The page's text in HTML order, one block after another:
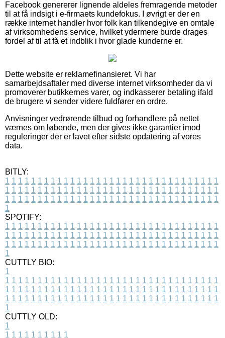
Facebook genererer lignende aldeles fremragende metoder
til at få indsigt i e-firmaets kundefokus. I øvrigt er der en
række internet handler hvor folk kan tilkendegive en omtale
af virksomhedens service, hvilket ydermere burde drages
fordel af til at få et indblik i hvor glade kunderne er.
Dette website er reklamefinansieret. Vi har
samarbejdsaftaler med diverse internet virksomheder da vi
promoverer butikkernes varer, og indkasserer betaling ifald
de brugere vi sender videre fuldfører en ordre.
Anvisninger vedrørende tilbud og forhandlere på nettet
værnes om løbende, men der gives ikke garantier imod
reguleringer der er lavet efter sidste opdatering af vores
data.
BITLY:
1 1 1 1 1 1 1 1 1 1 1 1 1 1 1 1 1 1 1 1 1 1 1 1 1 1 1 1 1 1 1 1 1
1 1 1 1 1 1 1 1 1 1 1 1 1 1 1 1 1 1 1 1 1 1 1 1 1 1 1 1 1 1 1 1 1
1 1 1 1 1 1 1 1 1 1 1 1 1 1 1 1 1 1 1 1 1 1 1 1 1 1 1 1 1 1 1 1 1
1
SPOTIFY:
1 1 1 1 1 1 1 1 1 1 1 1 1 1 1 1 1 1 1 1 1 1 1 1 1 1 1 1 1 1 1 1 1
1 1 1 1 1 1 1 1 1 1 1 1 1 1 1 1 1 1 1 1 1 1 1 1 1 1 1 1 1 1 1 1 1
1 1 1 1 1 1 1 1 1 1 1 1 1 1 1 1 1 1 1 1 1 1 1 1 1 1 1 1 1 1 1 1 1
1
CUTTLY BIO:
1
1 1 1 1 1 1 1 1 1 1 1 1 1 1 1 1 1 1 1 1 1 1 1 1 1 1 1 1 1 1 1 1 1
1 1 1 1 1 1 1 1 1 1 1 1 1 1 1 1 1 1 1 1 1 1 1 1 1 1 1 1 1 1 1 1 1
1 1 1 1 1 1 1 1 1 1 1 1 1 1 1 1 1 1 1 1 1 1 1 1 1 1 1 1 1 1 1 1 1
1
CUTTLY OLD:
1
1 1 1 1 1 1 1 1 1 1